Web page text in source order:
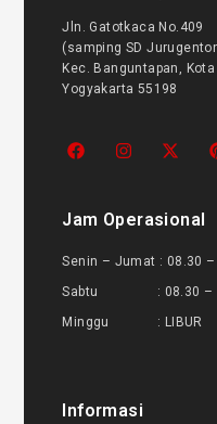
Jln. Gatotkaca No.409
(samping SD
Kec. Banguntapan,
Yogyakarta 55198
Jam Operasional
Senin – Jumat : 08.30 –
Sabtu : 08.30 –
Minggu : LIBUR
Informasi